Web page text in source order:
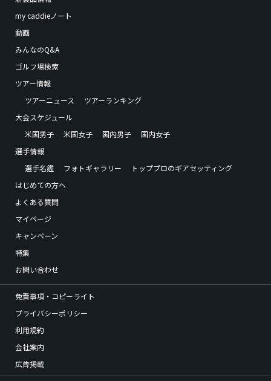
my caddieノート
動画
みんなのQ&A
ゴルフ場検索
ツアー情報
ツアーニュース
ツアーランキング
大会スケジュール
米国男子
米国女子 国内男子
国内女子
選手情報
選手名鑑
フォトギャラリー
トッププロのギアセッティング
はじめての方へ
よくある質問
マイページ
キャンペーン
特集
お問い合わせ
免責事項・コピーライト
プライバシーポリシー
利用規約
会社案内
広告掲載